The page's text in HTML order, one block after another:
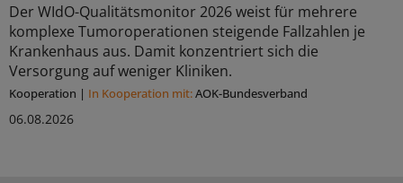
Der WIdO-Qualitätsmonitor 2026 weist für mehrere
komplexe Tumoroperationen steigende Fallzahlen je
Krankenhaus aus. Damit konzentriert sich die
Versorgung auf weniger Kliniken.
Kooperation | In Kooperation mit:AOK-Bundesverband
06.08.2026